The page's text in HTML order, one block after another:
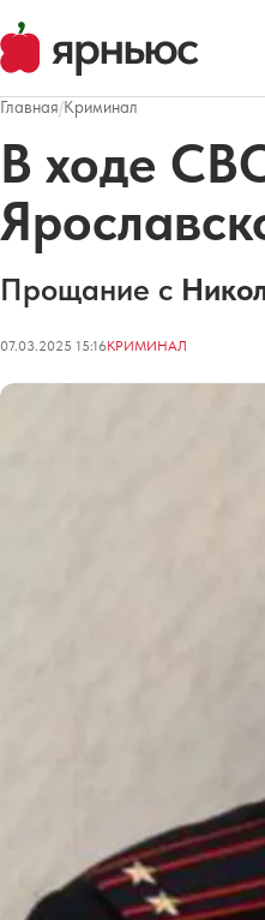
Главная/Криминал
В ходе
Прощание с
07.03.2025 15:16КРИМИНАЛ